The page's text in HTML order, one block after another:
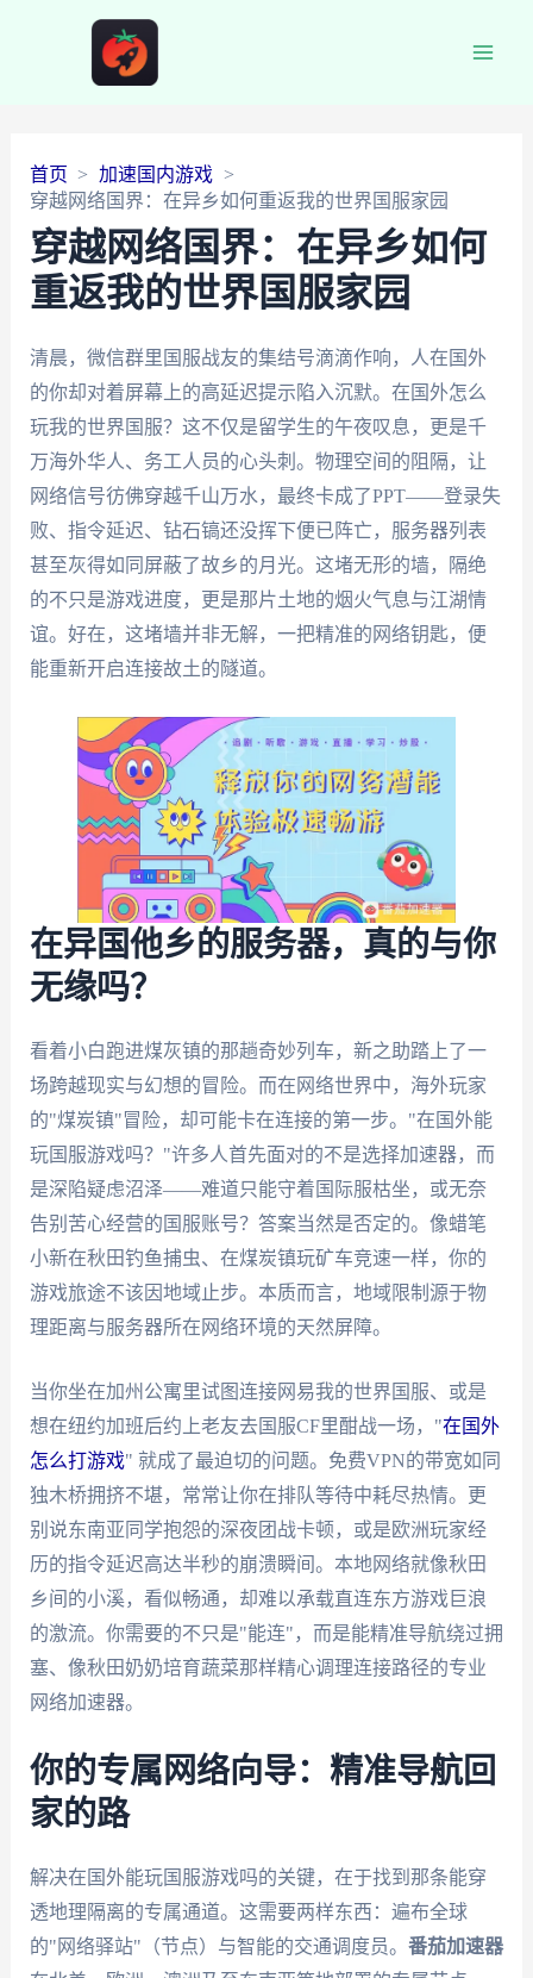
首页
加速国内游戏
穿越网络国界：在异乡如何重返我的世界国服家园
穿越网络国界：在异乡如何
重返我的世界国服家园
清晨，微信群里国服战友的集结号滴滴作响，人在国外
的你却对着屏幕上的高延迟提示陷入沉默。在国外怎么
玩我的世界国服？这不仅是留学生的午夜叹息，更是千
万海外华人、务工人员的心头刺。物理空间的阻隔，让
网络信号彷佛穿越千山万水，最终卡成了PPT——登录失
败、指令延迟、钻石镐还没挥下便已阵亡，服务器列表
甚至灰得如同屏蔽了故乡的月光。这堵无形的墙，隔绝
的不只是游戏进度，更是那片土地的烟火气息与江湖情
谊。好在，这堵墙并非无解，一把精准的网络钥匙，便
能重新开启连接故土的隧道。
在异国他乡的服务器，真的与你
无缘吗？
看着小白跑进煤灰镇的那趟奇妙列车，新之助踏上了一
场跨越现实与幻想的冒险。而在网络世界中，海外玩家
的"煤炭镇"冒险，却可能卡在连接的第一步。"在国外能
玩国服游戏吗？"许多人首先面对的不是选择加速器，而
是深陷疑虑沼泽——难道只能守着国际服枯坐，或无奈
告别苦心经营的国服账号？答案当然是否定的。像蜡笔
小新在秋田钓鱼捕虫、在煤炭镇玩矿车竞速一样，你的
游戏旅途不该因地域止步。本质而言，地域限制源于物
理距离与服务器所在网络环境的天然屏障。
当你坐在加州公寓里试图连接网易我的世界国服、或是
想在纽约加班后约上老友去国服CF里酣战一场，"在国外
怎么打游戏" 就成了最迫切的问题。免费VPN的带宽如同
独木桥拥挤不堪，常常让你在排队等待中耗尽热情。更
别说东南亚同学抱怨的深夜团战卡顿，或是欧洲玩家经
历的指令延迟高达半秒的崩溃瞬间。本地网络就像秋田
乡间的小溪，看似畅通，却难以承载直连东方游戏巨浪
的激流。你需要的不只是"能连"，而是能精准导航绕过拥
塞、像秋田奶奶培育蔬菜那样精心调理连接路径的专业
网络加速器。
你的专属网络向导：精准导航回
家的路
解决在国外能玩国服游戏吗的关键，在于找到那条能穿
透地理隔离的专属通道。这需要两样东西：遍布全球
的"网络驿站"（节点）与智能的交通调度员。 番茄加速器